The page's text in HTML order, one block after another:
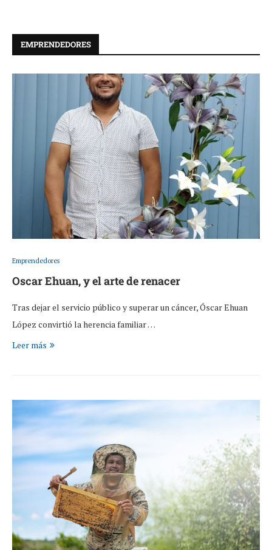
EMPRENDEDORES
Emprendedores
Oscar Ehuan, y el arte de renacer
Tras dejar el servicio público y superar un cáncer, Óscar Ehuan
López convirtió la herencia familiar …
Leer más